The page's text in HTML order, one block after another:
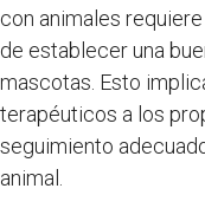
con animales
de establecer una
mascotas. Esto
terapéuticos a los
seguimiento
animal.